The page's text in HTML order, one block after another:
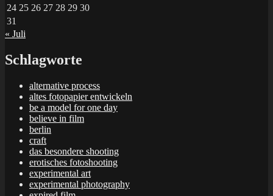
24 25 26 27 28 29 30
31
« Juli
Schlagworte
alternative process
altes fotopapier entwickeln
be a model for one day
believe in film
berlin
craft
das besondere shooting
erotisches fotoshooting
experimental art
experimental photography